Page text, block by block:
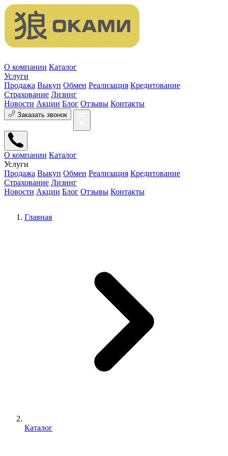
О компании Каталог
Услуги
Продажа Выкуп Обмен Реализация Кредитование
Страхование Лизинг
Новости Акции Блог Отзывы Контакты
Заказать звонок
О компании Каталог
Услуги
Продажа Выкуп Обмен Реализация Кредитование
Страхование Лизинг
Новости Акции Блог Отзывы Контакты
Главная
Каталог